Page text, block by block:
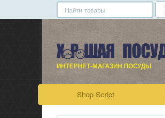
ИНТЕРНЕТ-МАГАЗИН ПОСУДЫ
Shop-Script